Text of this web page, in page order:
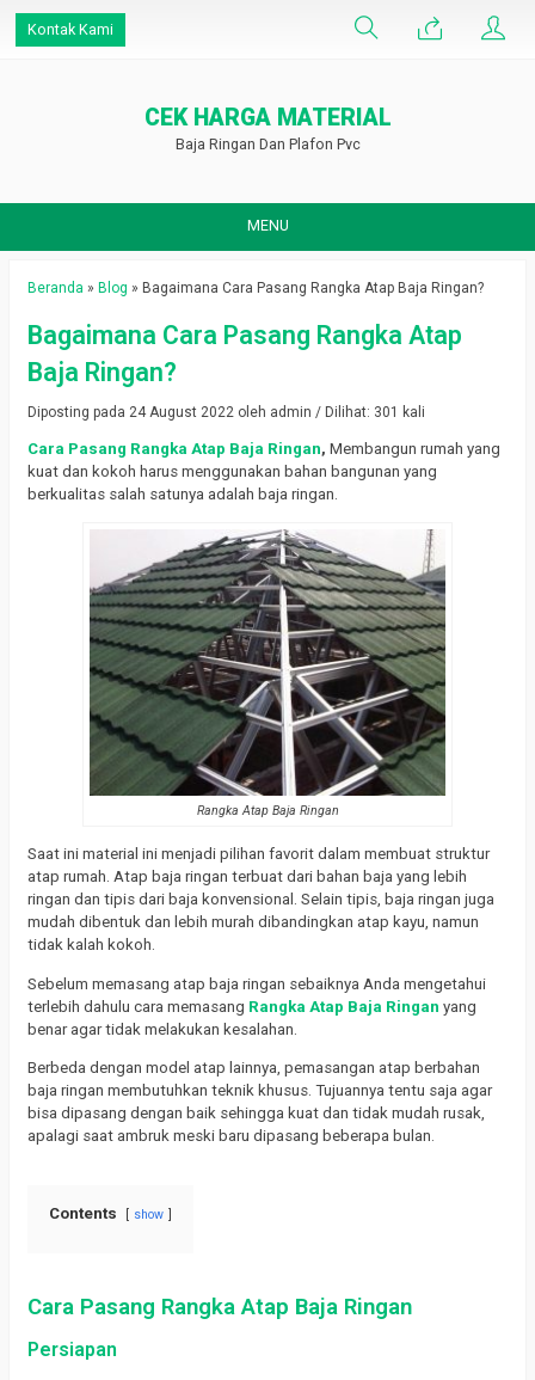
Kontak Kami
CEK HARGA MATERIAL
Baja Ringan Dan Plafon Pvc
MENU
Beranda » Blog » Bagaimana Cara Pasang Rangka Atap Baja Ringan?
Bagaimana Cara Pasang Rangka Atap
Baja Ringan?
Diposting pada 24 August 2022 oleh admin / Dilihat: 301 kali
Cara Pasang Rangka Atap Baja Ringan, Membangun rumah yang
kuat dan kokoh harus menggunakan bahan bangunan yang
berkualitas salah satunya adalah baja ringan.
Rangka Atap Baja Ringan
Saat ini material ini menjadi pilihan favorit dalam membuat struktur
atap rumah. Atap baja ringan terbuat dari bahan baja yang lebih
ringan dan tipis dari baja konvensional. Selain tipis, baja ringan juga
mudah dibentuk dan lebih murah dibandingkan atap kayu, namun
tidak kalah kokoh.
Sebelum memasang atap baja ringan sebaiknya Anda mengetahui
terlebih dahulu cara memasang Rangka Atap Baja Ringan yang
benar agar tidak melakukan kesalahan.
Berbeda dengan model atap lainnya, pemasangan atap berbahan
baja ringan membutuhkan teknik khusus. Tujuannya tentu saja agar
bisa dipasang dengan baik sehingga kuat dan tidak mudah rusak,
apalagi saat ambruk meski baru dipasang beberapa bulan.
Contents show
Cara Pasang Rangka Atap Baja Ringan
Persiapan